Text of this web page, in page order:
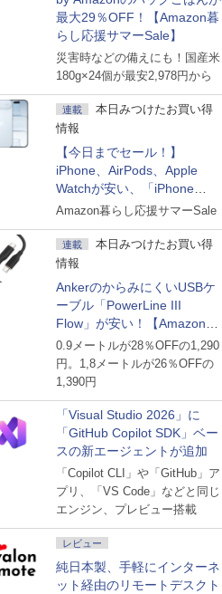
最大29％OFF！【Amazon暮
らし応援サマーSale】
災害時などの備えにも！国産米
180g×24個が最安2,978円から
連載
本日みつけたお買い得
情報
【今日までセール！】
iPhone、AirPods、Apple
Watchが安い、「iPhone
Air」256GB版が139,800円な
Amazon暮らし応援サマーSale
連載
本日みつけたお買い得
情報
AnkerのからみにくいUSBケ
ーブル「PowerLine III
Flow」が安い！【Amazon暮
らし応援サマーSale】
0.9メートルが28％OFFの1,290
円。1,8メートルが26％OFFの
1,390円
「Visual Studio 2026」に
「GitHub Copilot SDK」ベー
スの新エージェントが追加
「Copilot CLI」や「GitHub」ア
プリ、「VS Code」などと同じ
エンジン、プレビュー搭載
レビュー
純日本製、手軽にインターネ
ット経由のリモートデスクト